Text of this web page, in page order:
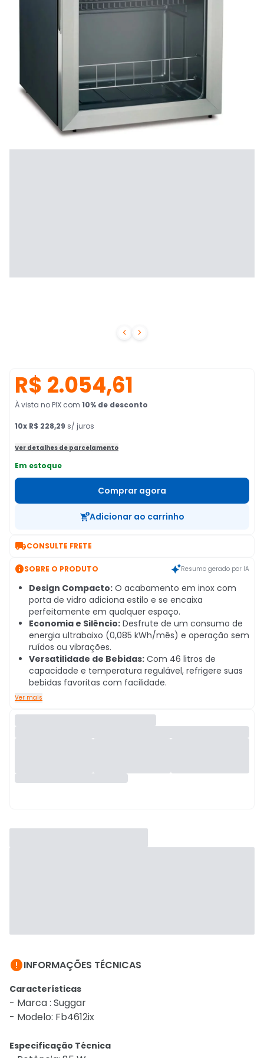
 
R$ 2.054,61
À vista no PIX com 10% de desconto
10x R$ 228,29 s/ juros
Ver detalhes de parcelamento
Em estoque
Comprar agora
Adicionar ao carrinho
CONSULTE FRETE
SOBRE O PRODUTO Resumo gerado por IA
Design Compacto: O acabamento em inox com
porta de vidro adiciona estilo e se encaixa
perfeitamente em qualquer espaço.
Economia e Silêncio: Desfrute de um consumo de
energia ultrabaixo (0,085 kWh/mês) e operação sem
ruídos ou vibrações.
Versatilidade de Bebidas: Com 46 litros de
capacidade e temperatura regulável, refrigere suas
bebidas favoritas com facilidade.
Ver mais
INFORMAÇÕES TÉCNICAS
Características
- Marca : Suggar
- Modelo: Fb4612ix
Especificação Técnica